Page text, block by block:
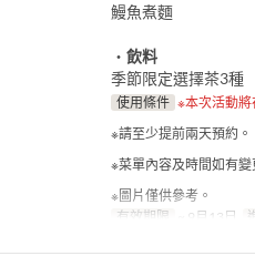
鰻魚煮麵
・ 飲料
季節限定選擇茶3種
使用條件 ※本次活動將
※請至少提前兩天預約。
※菜單內容及時間如有變
※圖片僅供參考。
有效期限
~ 9月13日